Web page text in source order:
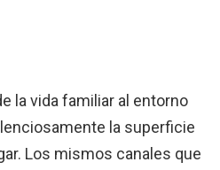
la vida familiar al entorno
la superficie
Los mismos canales que